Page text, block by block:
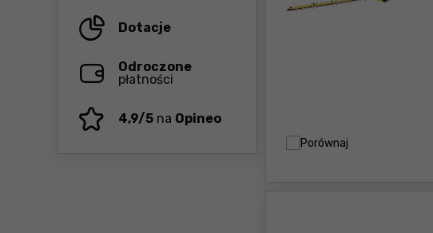
Dotacje
Odroczone
płatności
4,9/5 na Opineo
Porównaj